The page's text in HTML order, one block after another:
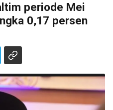
periode Mei
0,17 persen